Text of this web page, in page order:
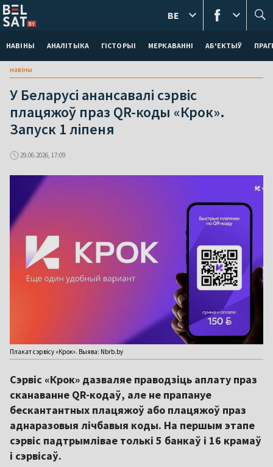
НАВІНЫ АНАЛІТЫКА ГІСТОРЫІ МЕРКАВАННI АБ'ЕКТЫЎ
BE
навіны
У Беларусі анансавалі сэрвіс
плацяжоў праз QR-коды «Крок».
Запуск 1 ліпеня
29.06.2026, 17:09
Плакат сэрвісу «Крок». Выява: Nbrb.by
Сэрвіс «Крок» дазваляе праводзіць аплату праз
сканаванне QR-кодаў, але не прапануе
бескантантных плацяжоў або плацяжоў праз
аднаразовыя лічбавыя коды. На першым этапе
сэрвіс падтрымлівае толькі 5 банкаў і 16 крамаў
і сэрвісаў.